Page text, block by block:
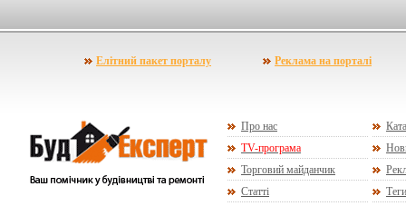
Елітний пакет порталу Реклама на порталі
Про нас
TV-програма
Торговий майданчик
Статті
Теги